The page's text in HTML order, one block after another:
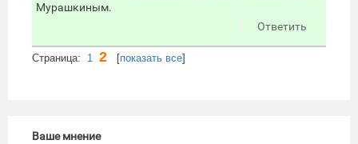
Мурашкиным.
Ответить
Cтраница: 1 2 [показать все]
Ваше мнение